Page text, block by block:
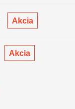
Akcia
Akcia